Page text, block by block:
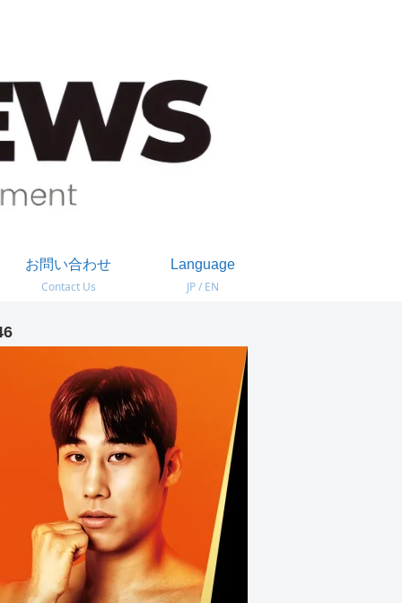
お問い合わせ
Contact Us
Language
JP / EN